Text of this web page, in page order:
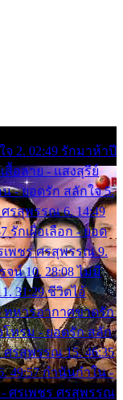
2. 02:49 รักมาห้าปี
สื้อลาย - แสงสุรีย์
- ยอดรัก สลักใจ 5.
รสุพรรณ 6. 14:49
รักเผื่อเลือก - ยอด
เพชร ศรสุพรรณ 9.
น์ 10. 28:08 ไม่มี
31:29 ชีวิตไอ้
ทหารอากาศขาดรัก
โทรม - ยอดรัก สลัก
ศรสุพรรณ 15. 46:35
49:57 กำนันกำใน -
- ศรเพชร ศรสุพรรณ